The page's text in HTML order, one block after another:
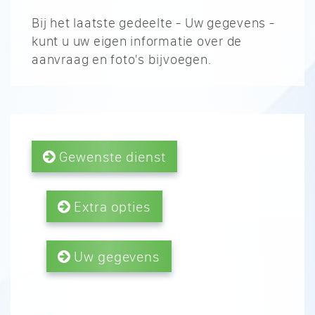
Bij het laatste gedeelte - Uw gegevens -
kunt u uw eigen informatie over de
aanvraag en foto's bijvoegen.
Gewenste dienst
Extra opties
Uw gegevens